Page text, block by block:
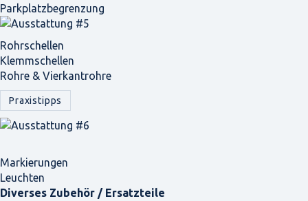
Parkplatz­begrenzung
Rohrschellen
Klemmschellen
Rohre & Vierkantrohre
Praxistipps
Markierungen
Leuchten
Diverses Zubehör / Ersatzteile